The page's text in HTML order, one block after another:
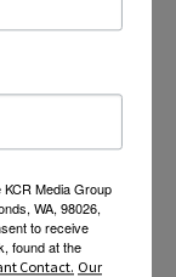
Media Group
WA, 98026,
to receive
found at the
Contact. Our